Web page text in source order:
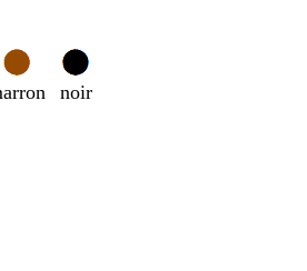
noir